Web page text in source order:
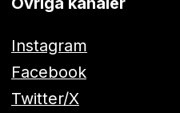
Instagram
Facebook
Twitter/X